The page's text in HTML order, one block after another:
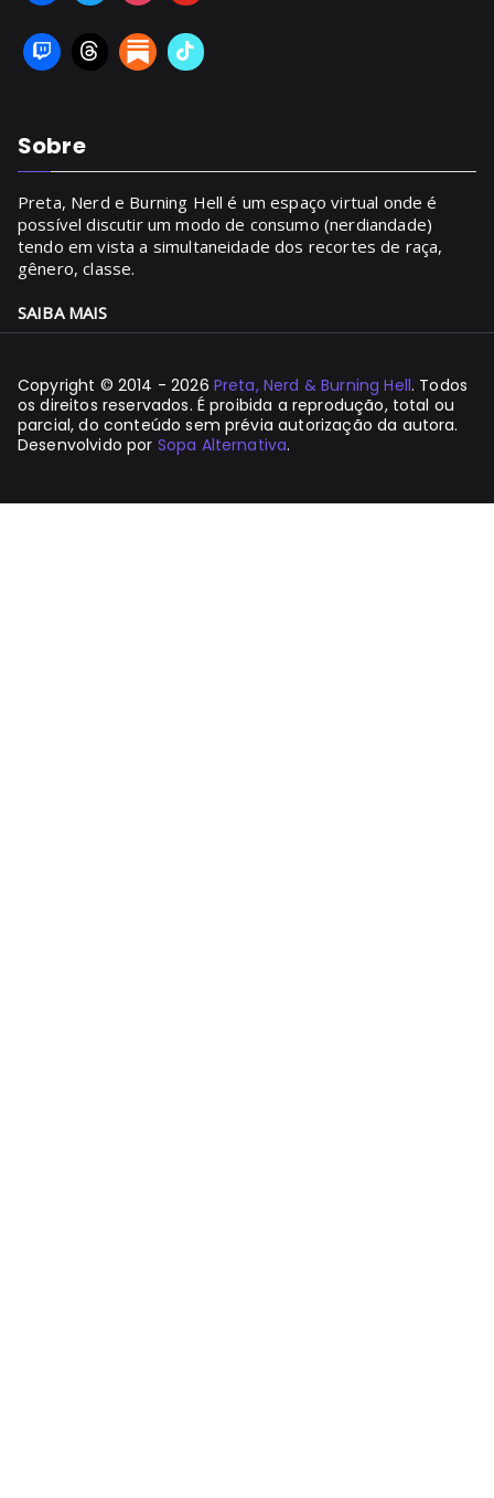
Sobre
Preta, Nerd e Burning Hell é um espaço virtual onde é
possível discutir um modo de consumo (nerdiandade)
tendo em vista a simultaneidade dos recortes de raça,
gênero, classe.
SAIBA MAIS
Copyright © 2014 - 2026 Preta, Nerd & Burning Hell. Todos
os direitos reservados. É proibida a reprodução, total ou
parcial, do conteúdo sem prévia autorização da autora.
Desenvolvido por Sopa Alternativa.